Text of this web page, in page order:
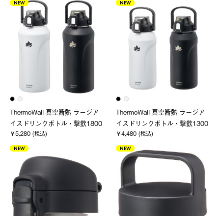
NEW
ThermoWall 真空断熱 ラージア
イスドリンクボトル・撃飲1800
￥5,280 (税込)
NEW
ThermoWall 真空断熱 ラージア
イスドリンクボトル・撃飲1300
￥4,480 (税込)
NEW NEW